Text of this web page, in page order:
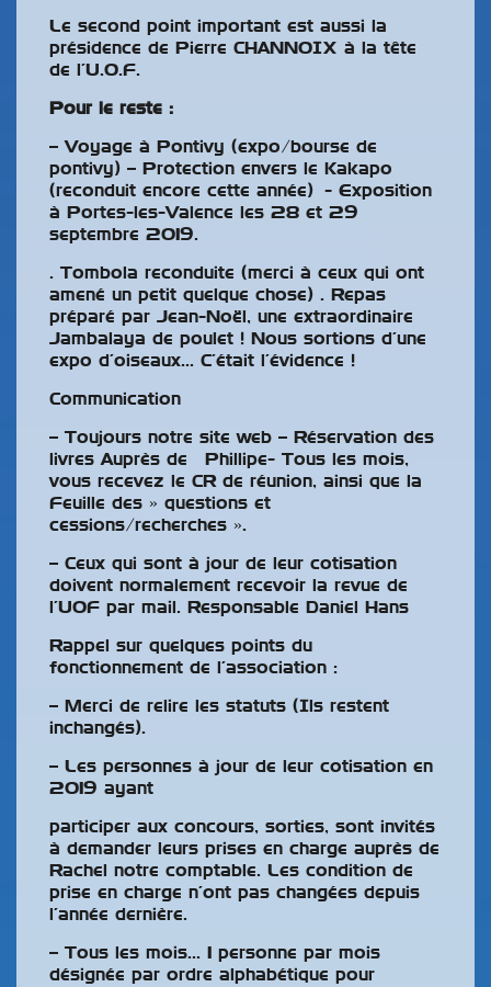
Le second point important est aussi la
présidence de Pierre CHANNOIX à la tête
de l’U.O.F.
Pour le reste :
– Voyage à Pontivy (expo/bourse de
pontivy) – Protection envers le Kakapo
(reconduit encore cette année) - Exposition
à Portes-les-Valence les 28 et 29
septembre 2019.
. Tombola reconduite (merci à ceux qui ont
amené un petit quelque chose) . Repas
préparé par Jean-Noël, une extraordinaire
Jambalaya de poulet ! Nous sortions d’une
expo d’oiseaux… C’était l’évidence !
Communication
– Toujours notre site web – Réservation des
livres Auprès de Phillipe- Tous les mois,
vous recevez le CR de réunion, ainsi que la
Feuille des » questions et
cessions/recherches ».
– Ceux qui sont à jour de leur cotisation
doivent normalement recevoir la revue de
l’UOF par mail. Responsable Daniel Hans
Rappel sur quelques points du
fonctionnement de l’association :
– Merci de relire les statuts (Ils restent
inchangés).
– Les personnes à jour de leur cotisation en
2019 ayant
participer aux concours, sorties, sont invités
à demander leurs prises en charge auprès de
Rachel notre comptable. Les condition de
prise en charge n’ont pas changées depuis
l’année dernière.
– Tous les mois… 1 personne par mois
désignée par ordre alphabétique pour